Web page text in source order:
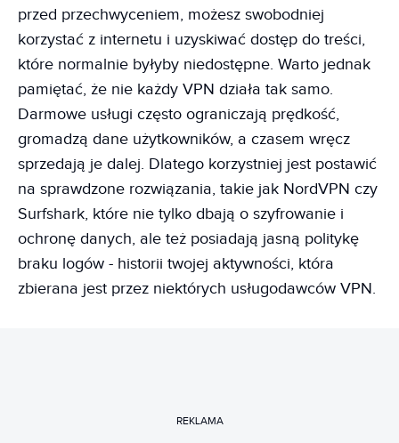
przed przechwyceniem, możesz swobodniej
korzystać z internetu i uzyskiwać dostęp do treści,
które normalnie byłyby niedostępne. Warto jednak
pamiętać, że nie każdy VPN działa tak samo.
Darmowe usługi często ograniczają prędkość,
gromadzą dane użytkowników, a czasem wręcz
sprzedają je dalej. Dlatego korzystniej jest postawić
na sprawdzone rozwiązania, takie jak NordVPN czy
Surfshark, które nie tylko dbają o szyfrowanie i
ochronę danych, ale też posiadają jasną politykę
braku logów - historii twojej aktywności, która
zbierana jest przez niektórych usługodawców VPN.
REKLAMA